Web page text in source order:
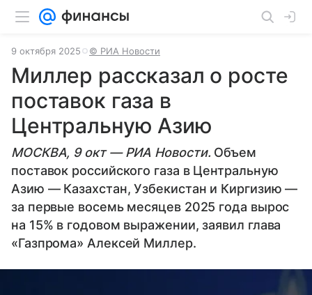
9 октября 2025 © РИА Новости
Миллер рассказал о росте
поставок газа в
Центральную Азию
МОСКВА, 9 окт — РИА Новости. Объем
поставок российского газа в Центральную
Азию — Казахстан, Узбекистан и Киргизию —
за первые восемь месяцев 2025 года вырос
на 15% в годовом выражении, заявил глава
«Газпрома» Алексей Миллер.